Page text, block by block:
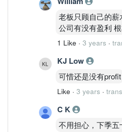
老板只顾自己的薪
公司有没有盈利
1 Like · 3 years ·
KJ Low
可惜还是没有profit
Like · 3 years ·
C K
不用担心，下季五